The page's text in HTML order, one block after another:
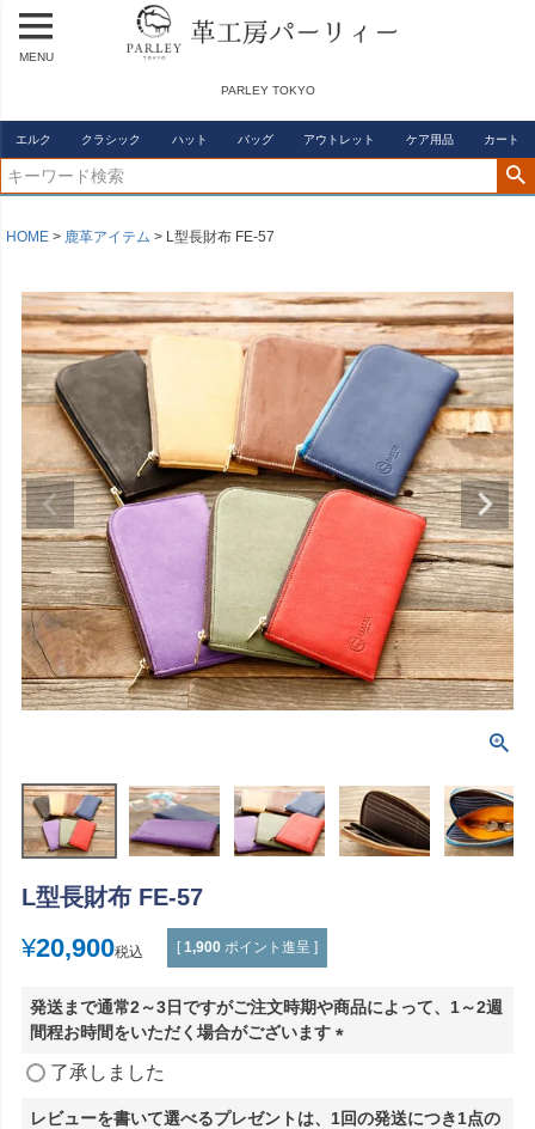
PARLEY TOKYO
MENU
エルク クラシック ハット バッグ アウトレット ケア用品 カート
HOME 鹿革アイテム L型長財布 FE-57
L型長財布 FE-57
¥20,900税込 [ 1,900 ポイント進呈 ]
発送まで通常2～3日ですがご注文時期や商品によって、1～2週
間程お時間をいただく場合がございます
須
了承しました
レビューを書いて選べるプレゼントは、1回の発送につき1点の